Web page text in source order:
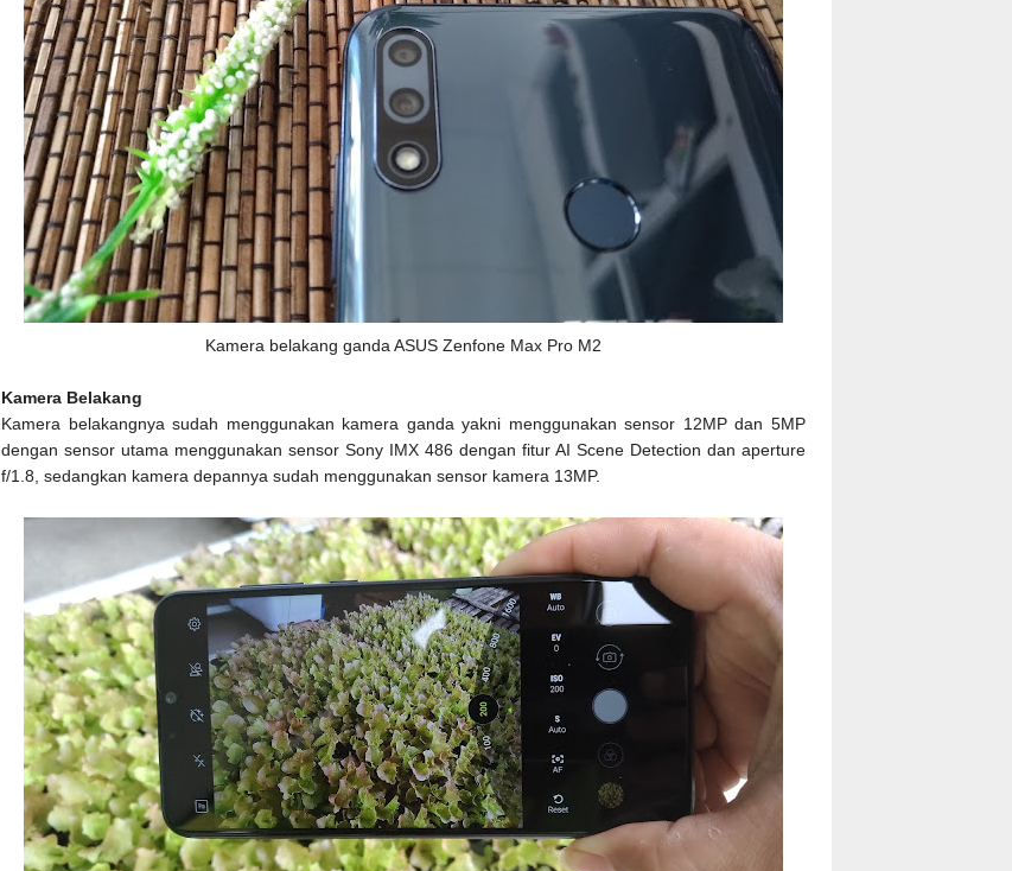
Kamera belakang ganda ASUS Zenfone Max Pro M2
Kamera Belakang
Kamera belakangnya sudah menggunakan kamera ganda yakni menggunakan sensor 12MP dan 5MP
dengan sensor utama menggunakan sensor Sony IMX 486 dengan fitur AI Scene Detection dan aperture
f/1.8, sedangkan kamera depannya sudah menggunakan sensor kamera 13MP.